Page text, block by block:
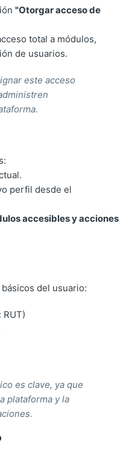
"Otorgar acceso de
total a módulos,
de usuarios.
este acceso
perfil desde el
accesibles y acciones
del usuario:
es clave, ya que
plataforma y la